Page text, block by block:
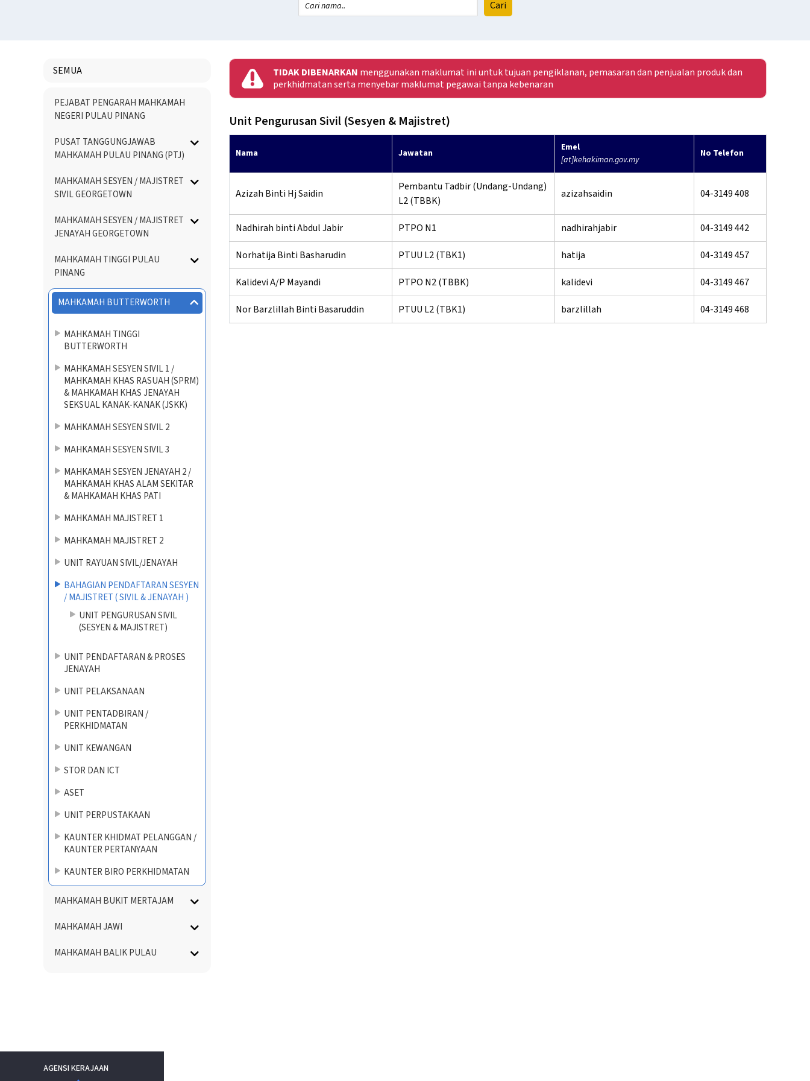
TIDAK DIBENARKAN menggunakan maklumat ini untuk tujuan pengiklanan, pemasaran dan penjualan produk dan
perkhidmatan serta menyebar maklumat pegawai tanpa kebenaran
Unit Pengurusan Sivil (Sesyen & Majistret)
Nama Jawatan
Emel
[at]kehakiman.gov.my
No Telefon
Azizah Binti Hj Saidin
Pembantu Tadbir (Undang-Undang)
L2 (TBBK)
azizahsaidin 04-3149 408
Nadhirah binti Abdul Jabir PTPO N1 nadhirahjabir 04-3149 442
Norhatija Binti Basharudin PTUU L2 (TBK1) hatija 04-3149 457
Kalidevi A/P Mayandi PTPO N2 (TBBK) kalidevi 04-3149 467
Nor Barzlillah Binti Basaruddin PTUU L2 (TBK1) barzlillah 04-3149 468
SEMUA
Menu
Directory
PEJABAT PENGARAH MAHKAMAH
NEGERI PULAU PINANG
PUSAT TANGGUNGJAWAB
MAHKAMAH PULAU PINANG (PTJ)
MAHKAMAH SESYEN / MAJISTRET
SIVIL GEORGETOWN
MAHKAMAH SESYEN / MAJISTRET
JENAYAH GEORGETOWN
MAHKAMAH TINGGI PULAU
PINANG
MAHKAMAH BUTTERWORTH
MAHKAMAH TINGGI
BUTTERWORTH
MAHKAMAH SESYEN SIVIL 1 /
MAHKAMAH KHAS RASUAH (SPRM)
& MAHKAMAH KHAS JENAYAH
SEKSUAL KANAK-KANAK (JSKK)
MAHKAMAH SESYEN SIVIL 2
MAHKAMAH SESYEN SIVIL 3
MAHKAMAH SESYEN JENAYAH 2 /
MAHKAMAH KHAS ALAM SEKITAR
& MAHKAMAH KHAS PATI
MAHKAMAH MAJISTRET 1
MAHKAMAH MAJISTRET 2
UNIT RAYUAN SIVIL/JENAYAH
BAHAGIAN PENDAFTARAN SESYEN
/ MAJISTRET ( SIVIL & JENAYAH )
UNIT PENGURUSAN SIVIL
(SESYEN & MAJISTRET)
UNIT PENDAFTARAN & PROSES
JENAYAH
UNIT PELAKSANAAN
UNIT PENTADBIRAN /
PERKHIDMATAN
UNIT KEWANGAN
STOR DAN ICT
ASET
UNIT PERPUSTAKAAN
KAUNTER KHIDMAT PELANGGAN /
KAUNTER PERTANYAAN
KAUNTER BIRO PERKHIDMATAN
MAHKAMAH BUKIT MERTAJAM
MAHKAMAH JAWI
MAHKAMAH BALIK PULAU
AGENSI KERAJAAN